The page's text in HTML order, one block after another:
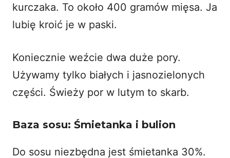
kurczaka. To około 400 gramów mięsa. Ja
lubię kroić je w paski.
Koniecznie weźcie dwa duże pory.
Używamy tylko białych i jasnozielonych
części. Świeży por w lutym to skarb.
Baza sosu: Śmietanka i bulion
Do sosu niezbędna jest śmietanka 30%.